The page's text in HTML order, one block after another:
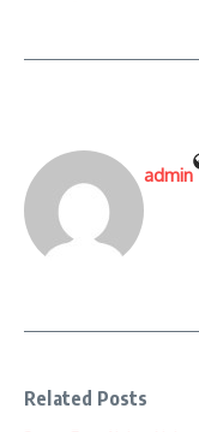
admin
Related Posts